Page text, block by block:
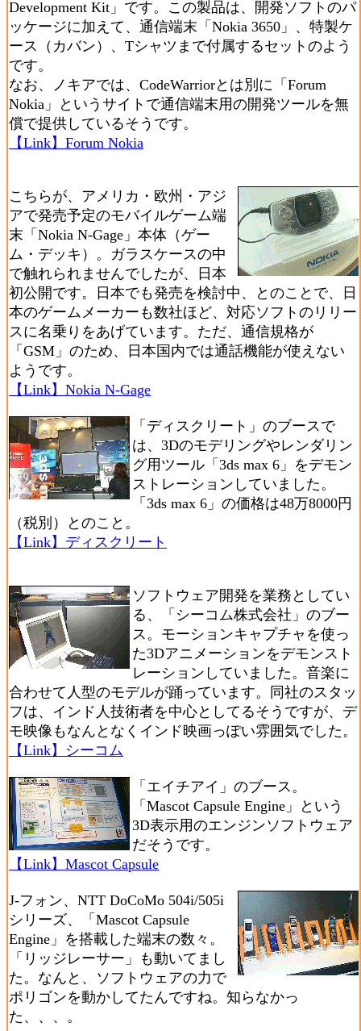
Development Kit」です。この製品は、開発ソフトのパ
ッケージに加えて、通信端末「Nokia 3650」、特製ケ
ース（カバン）、Tシャツまで付属するセットのよう
です。
なお、ノキアでは、CodeWarriorとは別に「Forum
Nokia」というサイトで通信端末用の開発ツールを無
償で提供しているそうです。
【Link】Forum Nokia
こちらが、アメリカ・欧州・アジ
アで発売予定のモバイルゲーム端
末「Nokia N-Gage」本体（ゲー
ム・デッキ）。ガラスケースの中
で触れられませんでしたが、日本
初公開です。日本でも発売を検討中、とのことで、日
本のゲームメーカーも数社ほど、対応ソフトのリリー
スに名乗りをあげています。ただ、通信規格が
「GSM」のため、日本国内では通話機能が使えない
ようです。
【Link】Nokia N-Gage
「ディスクリート」のブースで
は、3Dのモデリングやレンダリン
グ用ツール「3ds max 6」をデモン
ストレーションしていました。
「3ds max 6」の価格は48万8000円
（税別）とのこと。
【Link】ディスクリート
ソフトウェア開発を業務としてい
る、「シーコム株式会社」のブー
ス。モーションキャプチャを使っ
た3Dアニメーションをデモンスト
レーションしていました。音楽に
合わせて人型のモデルが踊っています。同社のスタッ
フは、インド人技術者を中心としてるそうですが、デ
モ映像もなんとなくインド映画っぽい雰囲気でした。
【Link】シーコム
「エイチアイ」のブース。
「Mascot Capsule Engine」という
3D表示用のエンジンソフトウェア
だそうです。
【Link】Mascot Capsule
J-フォン、NTT DoCoMo 504i/505i
シリーズ、「Mascot Capsule
Engine」を搭載した端末の数々。
「リッジレーサー」も動いてまし
た。なんと、ソフトウェアの力で
ポリゴンを動かしてたんですね。知らなかっ
た、、、。